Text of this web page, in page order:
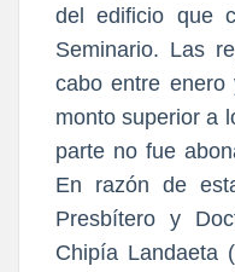
del edificio que
Seminario. Las
cabo entre
monto superior a
parte no fue
En razón de
Presbítero y
Chipía Landaeta